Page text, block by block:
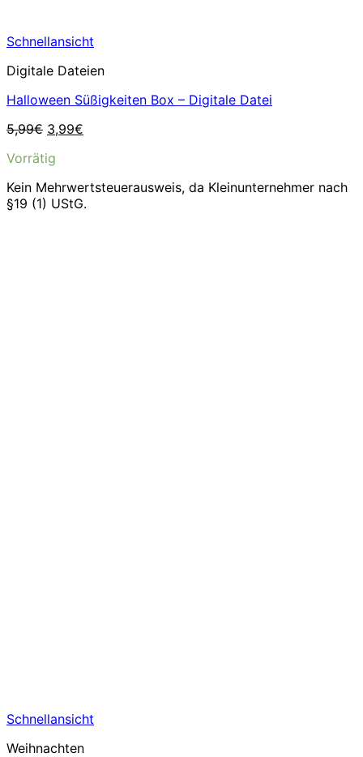
Schnellansicht
Digitale Dateien
Halloween Süßigkeiten Box – Digitale Datei
5,99€ Ursprünglicher
war:
3,99€
Vorrätig
Kein Mehrwertsteuerausweis, da Kleinunternehmer nach
§19 (1) UStG.
Schnellansicht
Weihnachten